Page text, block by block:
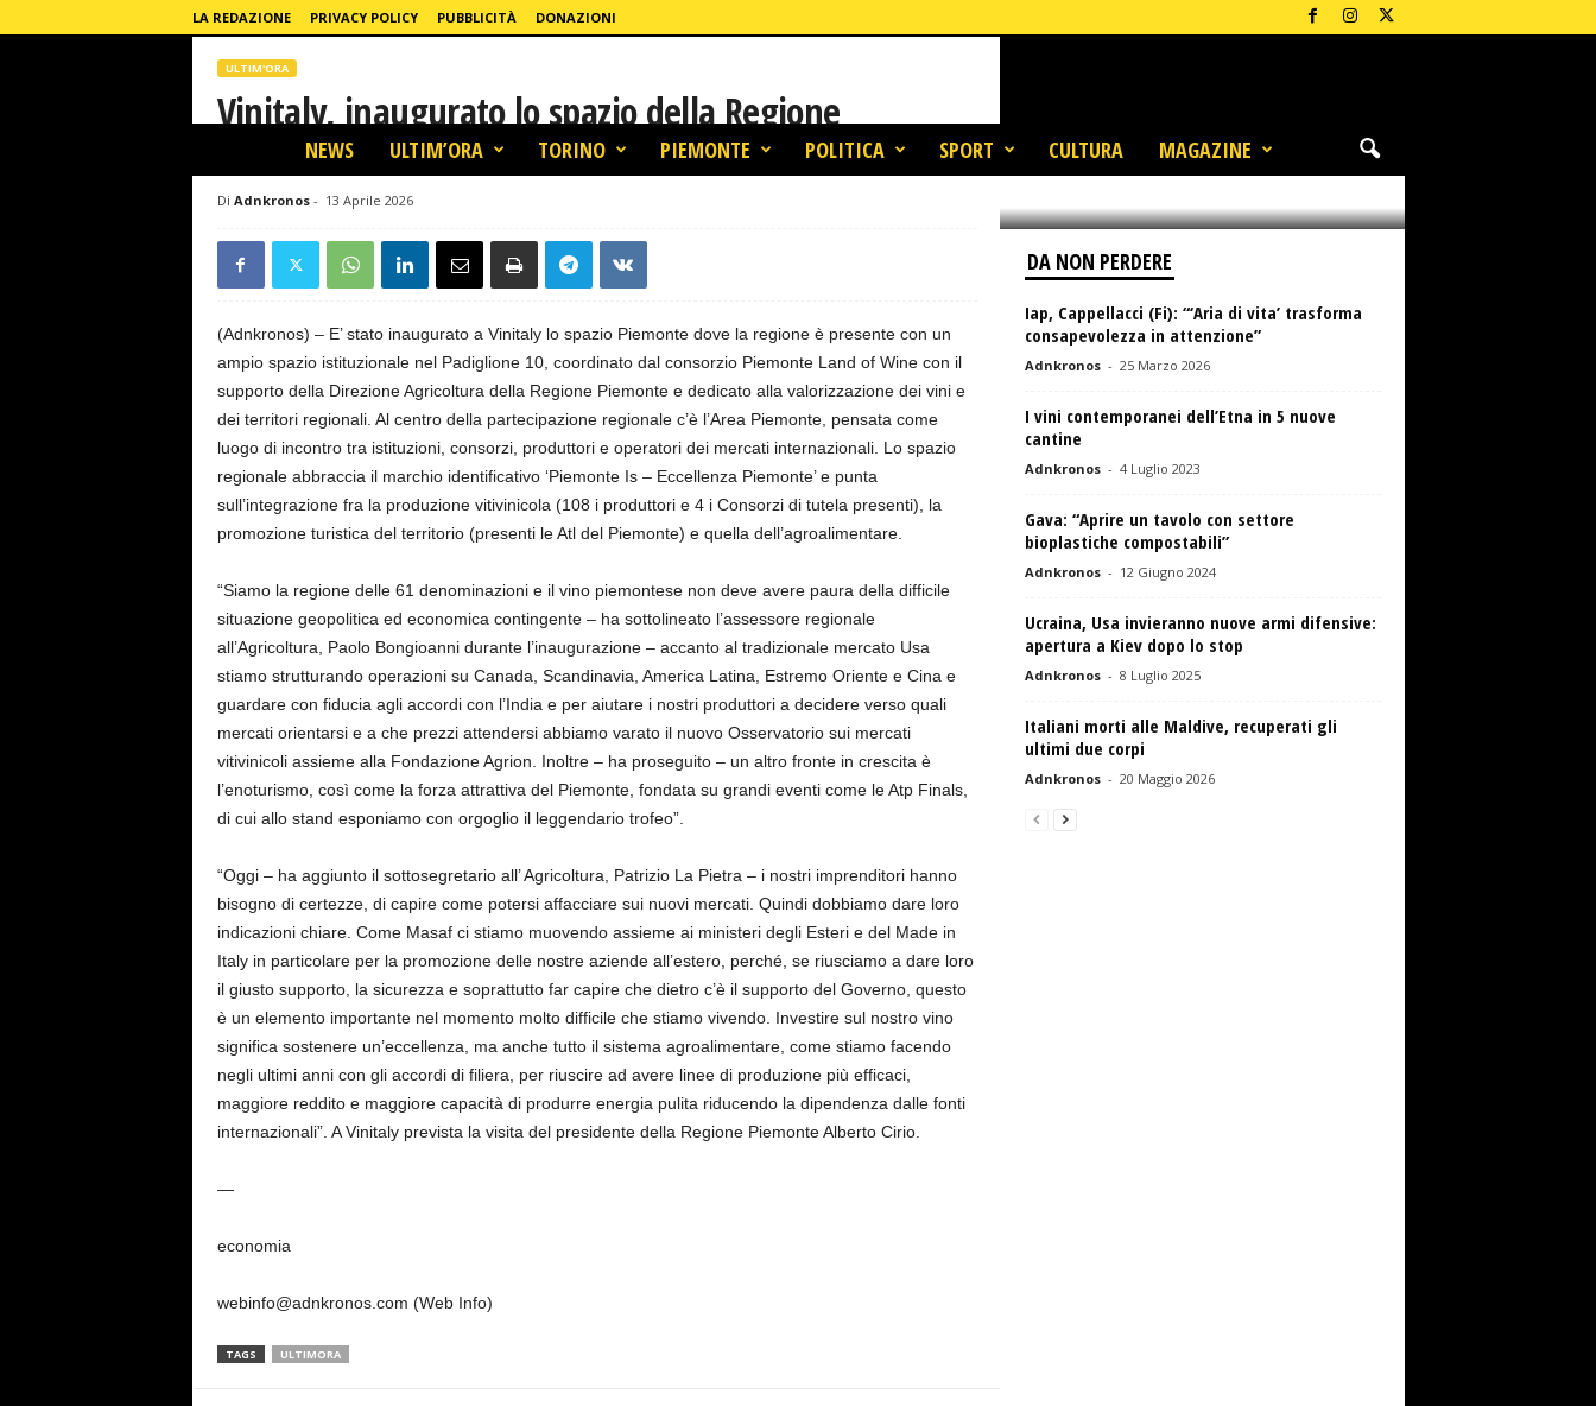
LA REDAZIONE PRIVACY POLICY PUBBLICITÀ DONAZIONI
NEWS ULTIM’ORA TORINO PIEMONTE POLITICA SPORT CULTURA MAGAZINE
Home Ultim'ora Vinitaly, inaugurato lo spazio della Regione Piemonte
ULTIM'ORA
Vinitaly, inaugurato lo spazio della Regione
Piemonte
Di Adnkronos- 13 Aprile 2026
(Adnkronos) – E’ stato inaugurato a Vinitaly lo spazio Piemonte dove la regione è presente con un
ampio spazio istituzionale nel Padiglione 10, coordinato dal consorzio Piemonte Land of Wine con il
supporto della Direzione Agricoltura della Regione Piemonte e dedicato alla valorizzazione dei vini e
dei territori regionali. Al centro della partecipazione regionale c’è l’Area Piemonte, pensata come
luogo di incontro tra istituzioni, consorzi, produttori e operatori dei mercati internazionali. Lo spazio
regionale abbraccia il marchio identificativo ‘Piemonte Is – Eccellenza Piemonte’ e punta
sull’integrazione fra la produzione vitivinicola (108 i produttori e 4 i Consorzi di tutela presenti), la
promozione turistica del territorio (presenti le Atl del Piemonte) e quella dell’agroalimentare.
“Siamo la regione delle 61 denominazioni e il vino piemontese non deve avere paura della difficile
situazione geopolitica ed economica contingente – ha sottolineato l’assessore regionale
all’Agricoltura, Paolo Bongioanni durante l’inaugurazione – accanto al tradizionale mercato Usa
stiamo strutturando operazioni su Canada, Scandinavia, America Latina, Estremo Oriente e Cina e
guardare con fiducia agli accordi con l’India e per aiutare i nostri produttori a decidere verso quali
mercati orientarsi e a che prezzi attendersi abbiamo varato il nuovo Osservatorio sui mercati
vitivinicoli assieme alla Fondazione Agrion. Inoltre – ha proseguito – un altro fronte in crescita è
l’enoturismo, così come la forza attrattiva del Piemonte, fondata su grandi eventi come le Atp Finals,
di cui allo stand esponiamo con orgoglio il leggendario trofeo”.
“Oggi – ha aggiunto il sottosegretario all’ Agricoltura, Patrizio La Pietra – i nostri imprenditori hanno
bisogno di certezze, di capire come potersi affacciare sui nuovi mercati. Quindi dobbiamo dare loro
indicazioni chiare. Come Masaf ci stiamo muovendo assieme ai ministeri degli Esteri e del Made in
Italy in particolare per la promozione delle nostre aziende all’estero, perché, se riusciamo a dare loro
il giusto supporto, la sicurezza e soprattutto far capire che dietro c’è il supporto del Governo, questo
è un elemento importante nel momento molto difficile che stiamo vivendo. Investire sul nostro vino
significa sostenere un’eccellenza, ma anche tutto il sistema agroalimentare, come stiamo facendo
negli ultimi anni con gli accordi di filiera, per riuscire ad avere linee di produzione più efficaci,
maggiore reddito e maggiore capacità di produrre energia pulita riducendo la dipendenza dalle fonti
internazionali”. A Vinitaly prevista la visita del presidente della Regione Piemonte Alberto Cirio.
—
economia
webinfo@adnkronos.com (Web Info)
TAGS ULTIMORA
DA NON PERDERE
Iap, Cappellacci (Fi): “‘Aria di vita’ trasforma
consapevolezza in attenzione”
Adnkronos - 25 Marzo 2026
I vini contemporanei dell’Etna in 5 nuove
cantine
Adnkronos - 4 Luglio 2023
Gava: “Aprire un tavolo con settore
bioplastiche compostabili”
Adnkronos - 12 Giugno 2024
Ucraina, Usa invieranno nuove armi difensive:
apertura a Kiev dopo lo stop
Adnkronos - 8 Luglio 2025
Italiani morti alle Maldive, recuperati gli
ultimi due corpi
Adnkronos - 20 Maggio 2026